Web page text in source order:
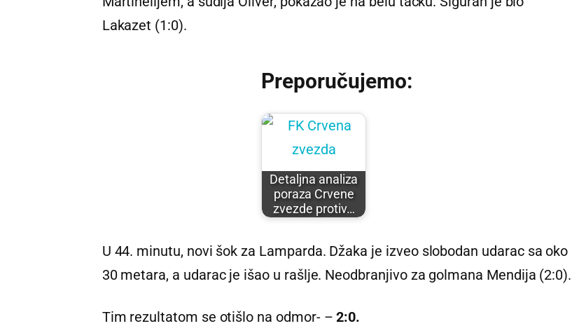
Lakazet (1:0).
Preporučujemo:
Detaljna analiza
poraza Crvene
zvezde protiv…
U 44. minutu, novi šok za Lamparda. Džaka je izveo slobodan udarac sa oko
30 metara, a udarac je išao u rašlje. Neodbranjivo za golmana Mendija (2:0).
Tim rezultatom se otišlo na odmor- –2:0.